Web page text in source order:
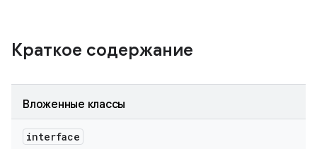
Краткое содержание
Вложенные классы
interface